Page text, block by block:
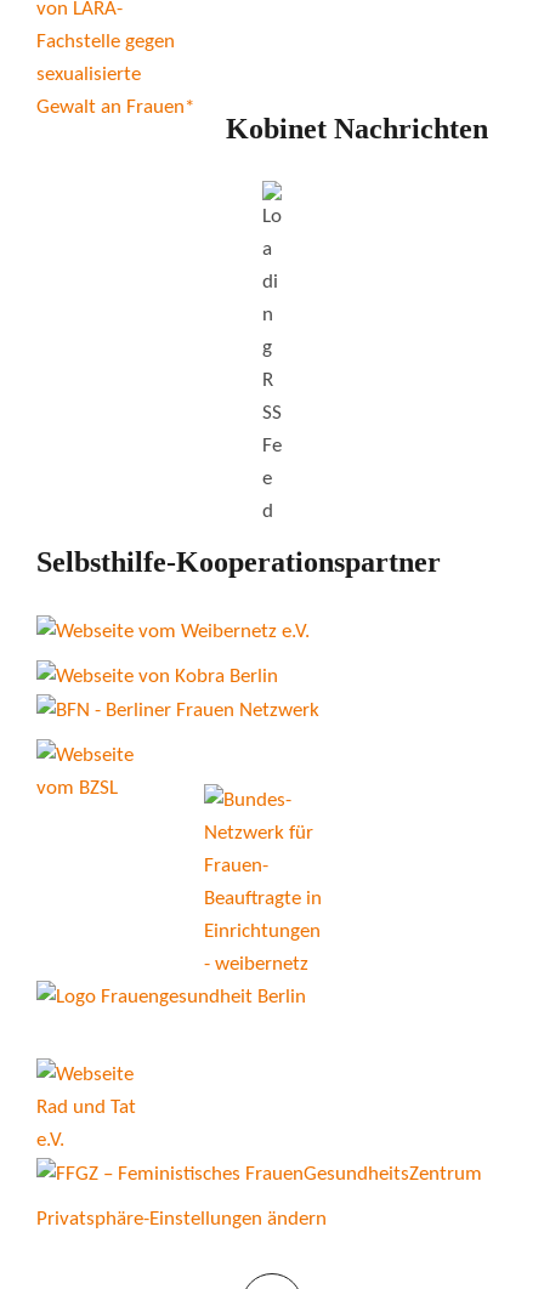
Kobinet Nachrichten
Selbsthilfe-Kooperationspartner
Privatsphäre-Einstellungen ändern